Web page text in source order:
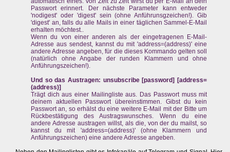
Passwort erinnert. Der nächste Parameter kann entweder
'nodigest' oder 'digest' sein (ohne Anführunsgzeichen!). Gib
'digest' an, falls du alle Mails in einer täglichen Sammel-E-Mail
erhalten möchtest..
Wenn du von einer anderen als der eingetragenen E-Mail-
Adresse aus sendest, kannst du mit 'address=(address)' eine
andere Adresse angeben, für die dieses Kommando gelten soll
(natürlich ohne Angabe der runden Klammern und ohne
Anführungszeichen!).
Und so das Austragen: unsubscribe [password] [address=
(address)]
Trägt dich aus einer Mailingliste aus. Das Passwort muss mit
deinem aktuellen Passwort übereinstimmen. Gibst du kein
Passwort an, so erhälst du eine weitere E-Mail mit der Bitte um
Rückbestätigung des Austragswunsches. Wenn du eine
andere Adresse austragen willst, als die, von der du mailst, so
kannst du mit 'address=(address)' (ohne Klammern und
Anführungszeichen) eine andere Adresse angeben.